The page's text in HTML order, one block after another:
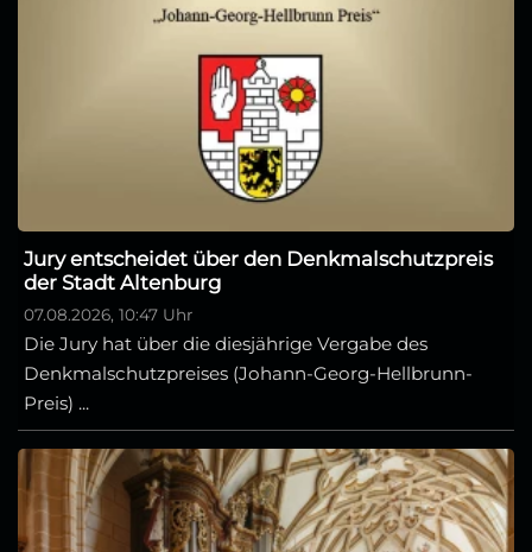
Jury entscheidet über den Denkmalschutzpreis
der Stadt Altenburg
07.08.2026, 10:47 Uhr
Die Jury hat über die diesjährige Vergabe des
Denkmalschutzpreises (Johann-Georg-Hellbrunn-
Preis) ...